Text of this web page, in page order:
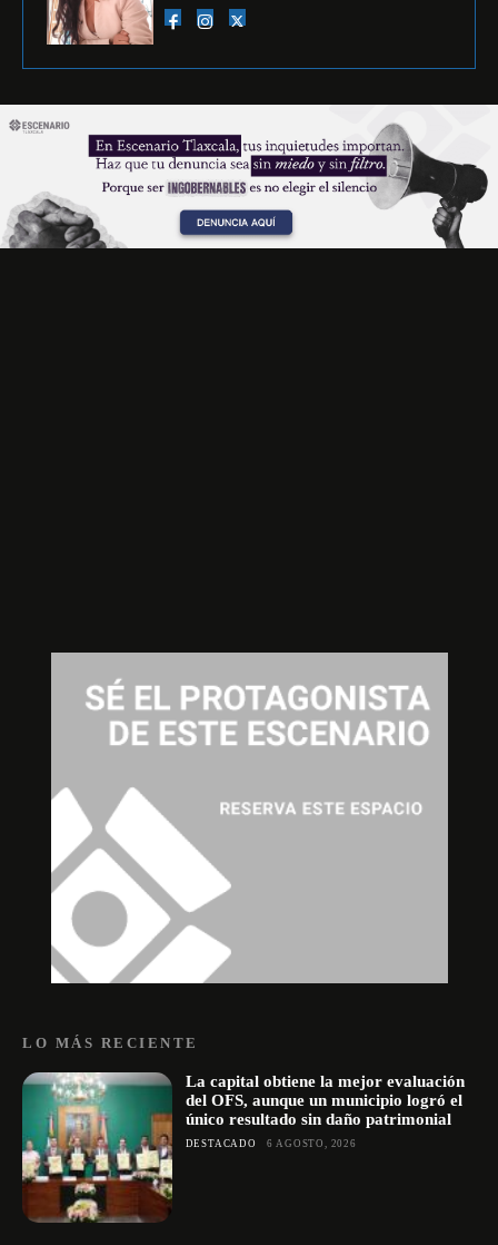
LO MÁS RECIENTE
La capital obtiene la mejor evaluación
del OFS, aunque un municipio logró el
único resultado sin daño patrimonial
DESTACADO 6 AGOSTO, 2026